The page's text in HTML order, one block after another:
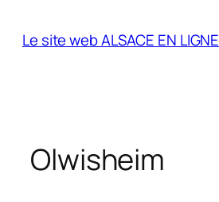
Le site web ALSACE EN LIGNE
Olwisheim